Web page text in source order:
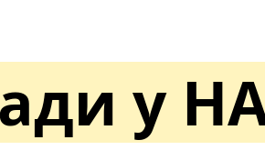
у